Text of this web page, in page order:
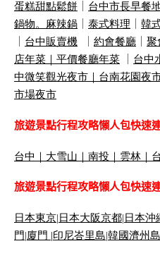
蛋糕甜點鬆餅
台中市長早餐
鍋物。麻辣鍋
泰式料理 韓
台中販賣機 約會餐廳 聚
店年菜｜ 平價餐廳年菜 台中
中微笑觀光夜市｜ 台南花園夜
市場夜市
旅遊景點行程攻略懶人包快速
台中 ｜ 大雪山 ｜ 南投 ｜ 雲林 ｜
旅遊景點行程攻略懶人包快速
日本東京| 日本大阪京都| 日本沖
門|廈門 |印尼峇里島|韓國濟州島